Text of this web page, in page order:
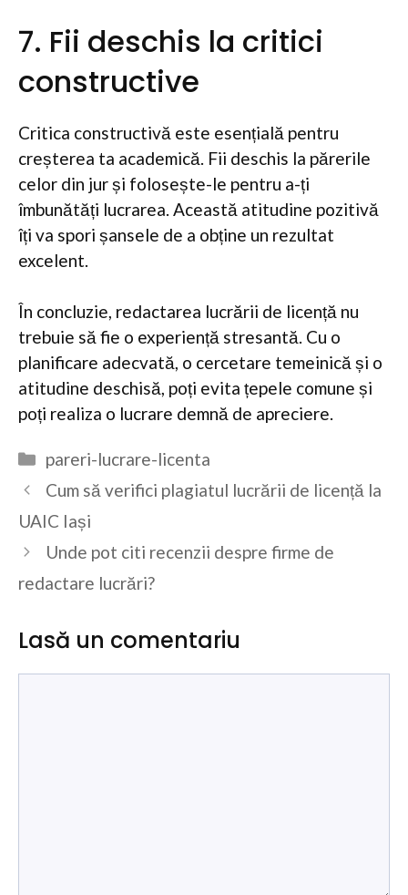
7. Fii deschis la critici
constructive
Critica constructivă este esențială pentru
creșterea ta academică. Fii deschis la părerile
celor din jur și folosește-le pentru a-ți
îmbunătăți lucrarea. Această atitudine pozitivă
îți va spori șansele de a obține un rezultat
excelent.
În concluzie, redactarea lucrării de licență nu
trebuie să fie o experiență stresantă. Cu o
planificare adecvată, o cercetare temeinică și o
atitudine deschisă, poți evita țepele comune și
poți realiza o lucrare demnă de apreciere.
Categorii
pareri-lucrare-licenta
Cum să verifici plagiatul lucrării de licență la
UAIC Iași
Unde pot citi recenzii despre firme de
redactare lucrări?
Lasă un comentariu